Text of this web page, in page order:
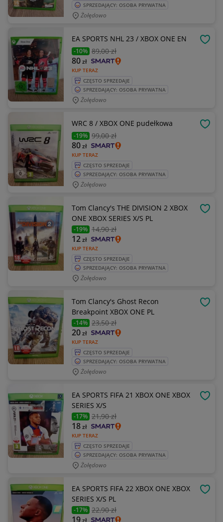
SPRZEDAJĄCY: OSOBA PRYWATNA
Żołędowo
EA SPORTS NHL 23 / XBOX ONE EN
-10% 89,00 zł
KUP TERAZ
80zł
CZĘSTO SPRZEDAJE
SPRZEDAJĄCY: OSOBA PRYWATNA
Żołędowo
WRC 8 / XBOX ONE pudełkowa
-19% 99,00 zł
KUP TERAZ
80zł
CZĘSTO SPRZEDAJE
SPRZEDAJĄCY: OSOBA PRYWATNA
Żołędowo
Tom Clancy's THE DIVISION 2 XBOX
ONE XBOX SERIES X/S PL
-19% 14,90 zł
KUP TERAZ
12zł
CZĘSTO SPRZEDAJE
SPRZEDAJĄCY: OSOBA PRYWATNA
Żołędowo
Tom Clancy's Ghost Recon
Breakpoint XBOX ONE PL
-14% 23,50 zł
KUP TERAZ
20zł
CZĘSTO SPRZEDAJE
SPRZEDAJĄCY: OSOBA PRYWATNA
Żołędowo
EA SPORTS FIFA 21 XBOX ONE XBOX
SERIES X/S
-17% 21,90 zł
KUP TERAZ
18zł
CZĘSTO SPRZEDAJE
SPRZEDAJĄCY: OSOBA PRYWATNA
Żołędowo
EA SPORTS FIFA 22 XBOX ONE XBOX
SERIES X/S PL
-17% 22,90 zł
19zł